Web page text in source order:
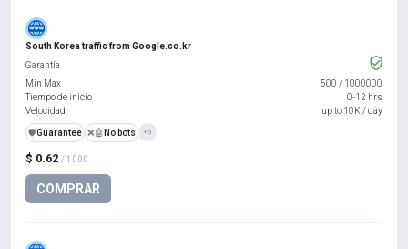
South Korea traffic from Google.co.kr
$ 0.62 / 1000
COMPRAR
Garantía
Min Max
500 / 1000000
Tiempo de inicio
0-12 hrs
Velocidad
up to 10K / day
️🛡️Guarantee ❌🤖 No bots +5